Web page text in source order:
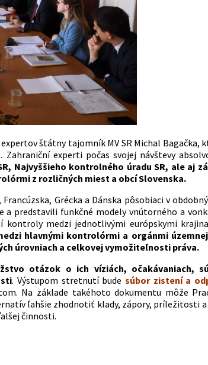
štátny tajomník MV SR Michal Bagačka,
experti počas svojej návštevy
Najvyššieho kontrolného úradu SR, ale aj
z rozličných miest a obcí Slovenska.
Grécka a Dánska pôsobiaci v
predstavili funkčné modely vnútorného a
kontroly medzi jednotlivými európskymi
hlavnými kontrolórmi a orgánmi
úrovniach a celkovej vymožiteľnosti práva.
otázok o ich víziách, očakávaniach,
. Výstupom stretnutí bude súbor zistení a
Na základe takéhoto dokumentu môže
ľahšie zhodnotiť klady, zápory, príležitosti
činnosti.